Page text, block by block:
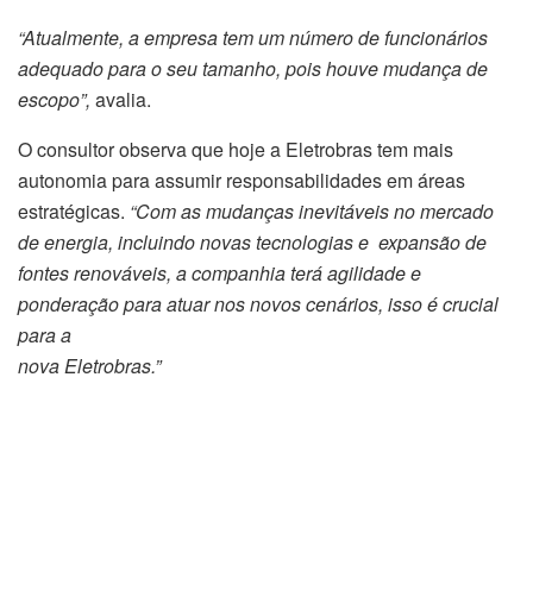
“Atualmente, a empresa tem um número de funcionários
adequado para o seu tamanho, pois houve mudança de
escopo”, avalia.
O consultor observa que hoje a Eletrobras tem mais
autonomia para assumir responsabilidades em áreas
estratégicas. “Com as mudanças inevitáveis no mercado
de energia, incluindo novas tecnologias e expansão de
fontes renováveis, a companhia terá agilidade e
ponderação para atuar nos novos cenários, isso é crucial
para a
nova Eletrobras.”